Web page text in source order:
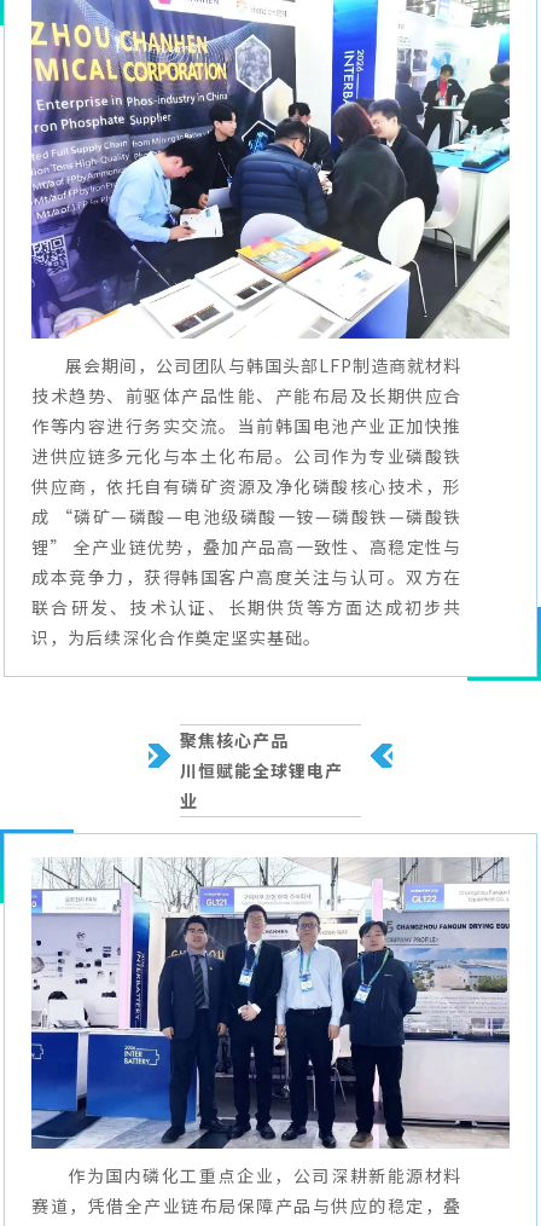
展会期间，公司团队与韩国头部LFP制造商就材料
技术趋势、前驱体产品性能、产能布局及长期供应合
作等内容进行务实交流。当前韩国电池产业正加快推
进供应链多元化与本土化布局。公司作为专业磷酸铁
供应商，依托自有磷矿资源及净化磷酸核心技术，形
成 “磷矿—磷酸—电池级磷酸一铵—磷酸铁—磷酸铁
锂” 全产业链优势，叠加产品高一致性、高稳定性与
成本竞争力，获得韩国客户高度关注与认可。双方在
联合研发、技术认证、长期供货等方面达成初步共
识，为后续深化合作奠定坚实基础。
聚焦核心产品
川恒赋能全球锂电产
业
作为国内磷化工重点企业，公司深耕新能源材料
赛道，凭借全产业链布局保障产品与供应的稳定，叠